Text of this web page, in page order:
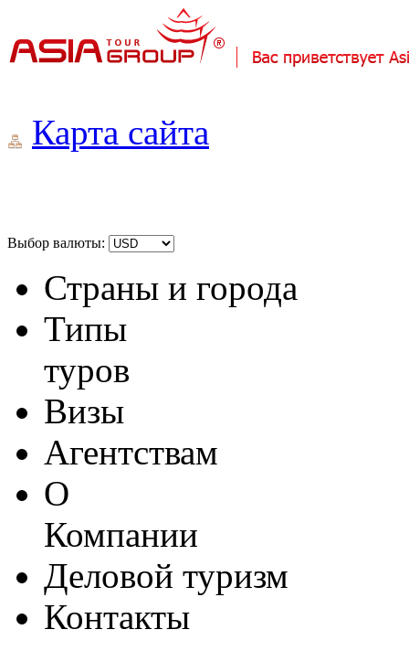
Карта сайта
Выбор валюты:
Страны и города
Типы
туров
Визы
Агентствам
О
Компании
Деловой туризм
Контакты